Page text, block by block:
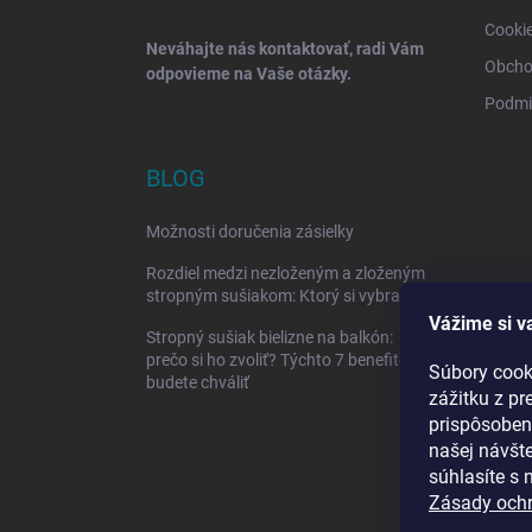
Vážime si
Súbory
zážitku z
našej
súhlasíte s
Zásady
Neváhajte nás kontaktovať, radi Vám
odpovieme na Vaše otázky.
BLOG
Možnosti doručenia zásielky
Rozdiel medzi nezloženým a zloženým
stropným sušiakom: Ktorý si vybrať?
Stropný sušiak bielizne na balkón:
prečo si ho zvoliť? Týchto 7 benefitov si
budete chváliť